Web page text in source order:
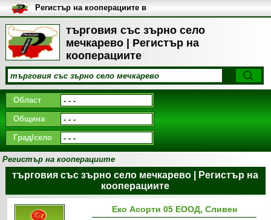
търговия със зърно село
мечкарево | Регистър на
кооперациите
Регистър на кооперациите в
България
Област
Община
Град/село
Регистър на кооперациите
търговия със зърно село мечкарево | Регистър на
кооперациите
Еко Асорти 05 ЕООД, Сливен